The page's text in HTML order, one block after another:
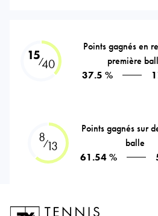
15⁄40
Points gagnés en
première
37.5 %
8⁄13
Points gagnés sur
balle
61.54 %